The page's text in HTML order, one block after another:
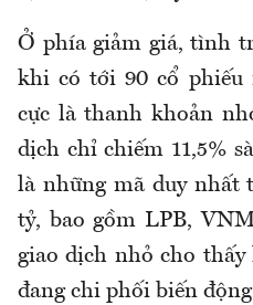
Ở phía giảm giá, tình
khi có tới 90 cổ
cực là thanh khoản
dịch chỉ chiếm 11,5%
là những mã duy nhất
tỷ, bao gồm LPB,
giao dịch nhỏ cho thấy
đang chi phối biến